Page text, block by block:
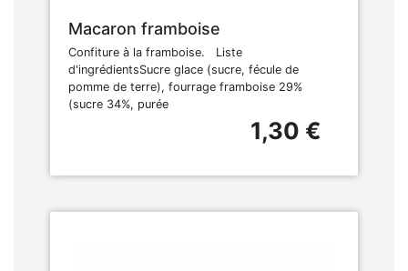
Macaron framboise
Confiture à la framboise. Liste
d'ingrédientsSucre glace (sucre, fécule de
pomme de terre), fourrage framboise 29%
(sucre 34%, purée
1,30 €